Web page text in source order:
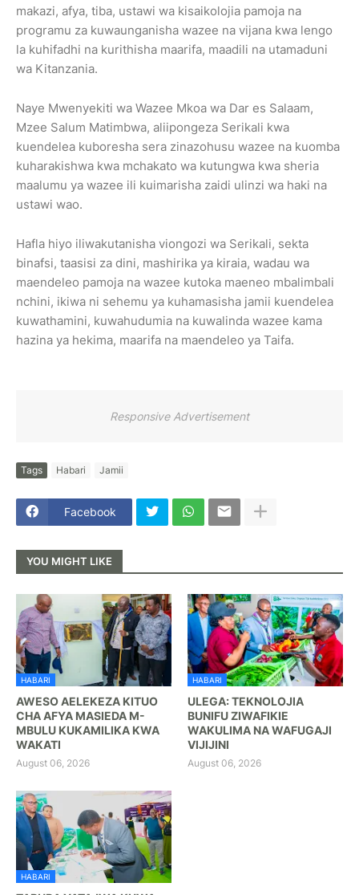
makazi, afya, tiba, ustawi wa kisaikolojia pamoja na
programu za kuwaunganisha wazee na vijana kwa lengo
la kuhifadhi na kurithisha maarifa, maadili na utamaduni
wa Kitanzania.
Naye Mwenyekiti wa Wazee Mkoa wa Dar es Salaam,
Mzee Salum Matimbwa, aliipongeza Serikali kwa
kuendelea kuboresha sera zinazohusu wazee na kuomba
kuharakishwa kwa mchakato wa kutungwa kwa sheria
maalumu ya wazee ili kuimarisha zaidi ulinzi wa haki na
ustawi wao.
Hafla hiyo iliwakutanisha viongozi wa Serikali, sekta
binafsi, taasisi za dini, mashirika ya kiraia, wadau wa
maendeleo pamoja na wazee kutoka maeneo mbalimbali
nchini, ikiwa ni sehemu ya kuhamasisha jamii kuendelea
kuwathamini, kuwahudumia na kuwalinda wazee kama
hazina ya hekima, maarifa na maendeleo ya Taifa.
Responsive Advertisement
Tags Habari Jamii
Facebook
YOU MIGHT LIKE
HABARI
AWESO AELEKEZA KITUO
CHA AFYA MASIEDA M-
MBULU KUKAMILIKA KWA
WAKATI
August 06, 2026
HABARI
ULEGA: TEKNOLOJIA
BUNIFU ZIWAFIKIE
WAKULIMA NA WAFUGAJI
VIJIJINI
August 06, 2026
HABARI